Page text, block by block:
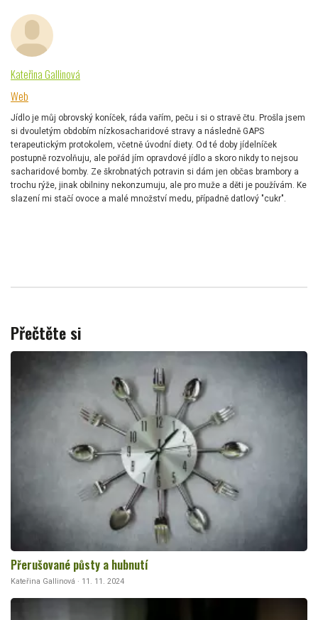
Kateřina Gallinová
Web
Jídlo je můj obrovský koníček, ráda vařím, peču i si o stravě čtu. Prošla jsem
si dvouletým obdobím nízkosacharidové stravy a následně GAPS
terapeutickým protokolem, včetně úvodní diety. Od té doby jídelníček
postupně rozvolňuju, ale pořád jím opravdové jídlo a skoro nikdy to nejsou
sacharidové bomby. Ze škrobnatých potravin si dám jen občas brambory a
trochu rýže, jinak obilniny nekonzumuju, ale pro muže a děti je používám. Ke
slazení mi stačí ovoce a malé množství medu, případně datlový "cukr".
Přečtěte si
Přerušované půsty a hubnutí
Kateřina Gallinová · 11. 11. 2024